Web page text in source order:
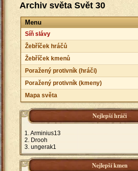
Archiv světa Svět 30
Menu
Síň slávy
Žebříček hráčů
Žebříček kmenů
Poražený protivník (hráči)
Poražený protivník (kmeny)
Mapa světa
Nejlepší hráči
Arminius13
Drooh
ungerak1
Nejlepší kmen